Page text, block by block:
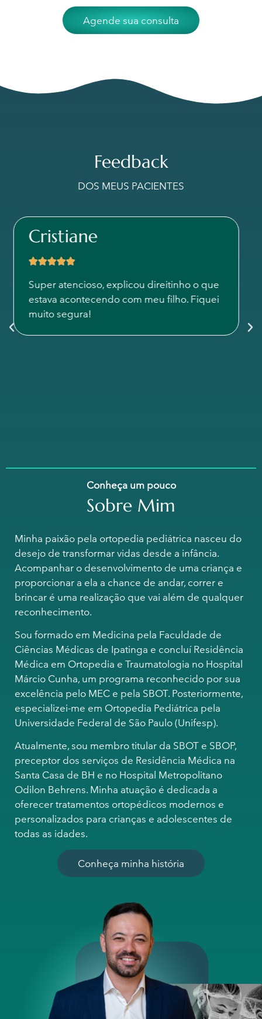
Agende sua consulta
Feedback
DOS MEUS PACIENTES
Adriana
Ótimo médico! Ele atendeu o meu filho
com muito carinho, e a cirurgia foi um
sucesso. Precisamos de mais médicos
Conheça um pouco
Sobre Mim
Minha paixão pela ortopedia pediátrica nasceu do
desejo de transformar vidas desde a infância.
Acompanhar o desenvolvimento de uma criança e
proporcionar a ela a chance de andar, correr e
brincar é uma realização que vai além de qualquer
reconhecimento.
Sou formado em Medicina pela Faculdade de
Ciências Médicas de Ipatinga e concluí Residência
Médica em Ortopedia e Traumatologia no Hospital
Márcio Cunha, um programa reconhecido por sua
excelência pelo MEC e pela SBOT. Posteriormente,
especializei-me em Ortopedia Pediátrica pela
Universidade Federal de São Paulo (Unifesp).
Atualmente, sou membro titular da SBOT e SBOP,
preceptor dos serviços de Residência Médica na
Santa Casa de BH e no Hospital Metropolitano
Odilon Behrens. Minha atuação é dedicada a
oferecer tratamentos ortopédicos modernos e
personalizados para crianças e adolescentes de
todas as idades.
Conheça minha história